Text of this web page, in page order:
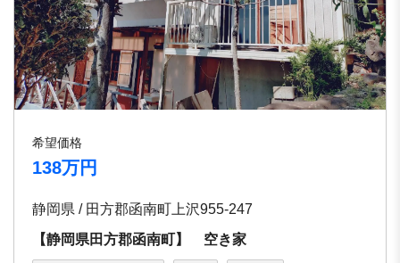
希望価格
138万円
静岡県 / 田方郡函南町上沢955-247
【静岡県田方郡函南町】 空き家